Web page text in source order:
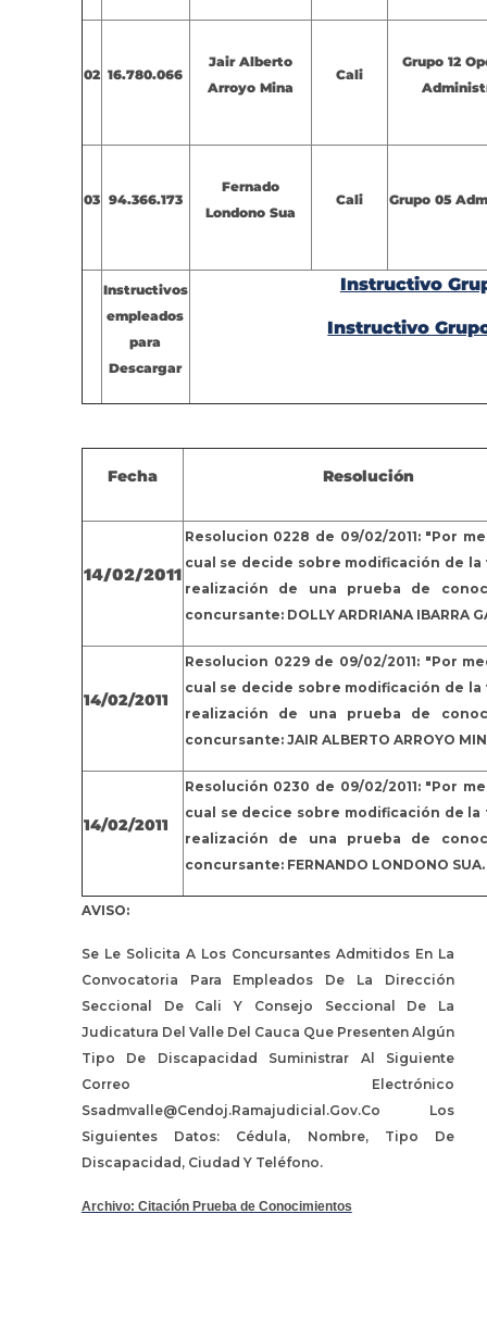
02 16.780.066
Jair Alberto
Arroyo Mina
Cali
Grupo 12
03 94.366.173
Fernado
Londono Sua
Cali Grupo 05
Instructivos
empleados
para
Descargar
Instructivo
Instructivo Grupo
Fecha Resolución
14/02/2011
Resolucion 0228 de 09/02/2011: "Por
cual se decide sobre modificación de la
realización de una prueba de
concursante: DOLLY ARDRIANA IBARRA
14/02/2011
Resolucion 0229 de 09/02/2011: "Por
cual se decide sobre modificación de la
realización de una prueba de
concursante: JAIR ALBERTO ARROYO
14/02/2011
Resolución 0230 de 09/02/2011: "Por
cual se decice sobre modificación de la
realización de una prueba de
concursante: FERNANDO LONDONO SUA.
AVISO:
Se Le Solicita A Los Concursantes Admitidos En La
Convocatoria Para Empleados De La Dirección
Seccional De Cali Y Consejo Seccional De La
Judicatura Del Valle Del Cauca Que Presenten Algún
Tipo De Discapacidad Suministrar Al Siguiente
Correo Electrónico
Ssadmvalle@Cendoj.Ramajudicial.Gov.Co Los
Siguientes Datos: Cédula, Nombre, Tipo De
Discapacidad, Ciudad Y Teléfono.
Archivo: Citación Prueba de Conocimientos